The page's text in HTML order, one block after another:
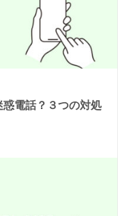
電話？３つの対処